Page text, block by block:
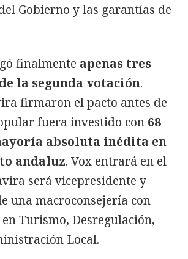
Gobierno y las garantías de
finalmente apenas tres
la segunda votación.
firmaron el pacto antes de
fuera investido con 68
absoluta inédita en
andaluz. Vox entrará en el
será vicepresidente y
una macroconsejería con
Turismo, Desregulación,
Local.